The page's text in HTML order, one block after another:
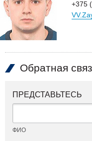
+375
Обратная
ПРЕДСТАВЬТЕСЬ
ФИО